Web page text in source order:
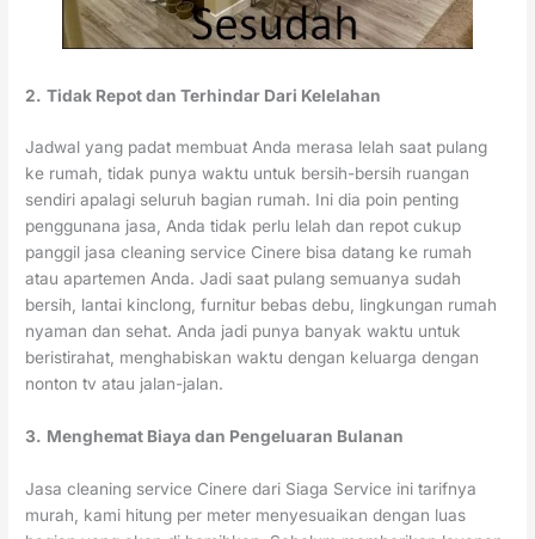
2. Tidak Repot dan Terhindar Dari Kelelahan
Jadwal yang padat membuat Anda merasa lelah saat pulang
ke rumah, tidak punya waktu untuk bersih-bersih ruangan
sendiri apalagi seluruh bagian rumah. Ini dia poin penting
penggunana jasa, Anda tidak perlu lelah dan repot cukup
panggil jasa cleaning service Cinere bisa datang ke rumah
atau apartemen Anda. Jadi saat pulang semuanya sudah
bersih, lantai kinclong, furnitur bebas debu, lingkungan rumah
nyaman dan sehat. Anda jadi punya banyak waktu untuk
beristirahat, menghabiskan waktu dengan keluarga dengan
nonton tv atau jalan-jalan.
3. Menghemat Biaya dan Pengeluaran Bulanan
Jasa cleaning service Cinere dari Siaga Service ini tarifnya
murah, kami hitung per meter menyesuaikan dengan luas